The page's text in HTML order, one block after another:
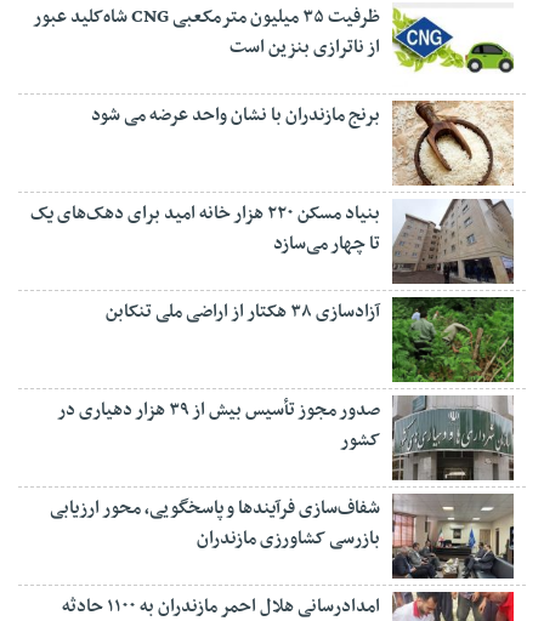
ظرفیت ۳۵ میلیون مترمکعبی CNG شاه‌کلید عبور
از ناترازی بنزین است
برنج مازندران با نشان واحد عرضه می شود
بنیاد مسکن ۲۲۰ هزار خانه امید برای دهک‌های یک
تا چهار می‌سازد
آزادسازی ۳۸ هکتار از اراضی ملی تنکابن
صدور مجوز تأسیس بیش از ۳۹ هزار دهیاری در
کشور
شفاف‌سازی فرآیند‌ها و پاسخگویی، محور ارزیابی
بازرسی کشاورزی مازندران
امدادرسانی هلال احمر مازندران به ۱۱۰۰ حادثه